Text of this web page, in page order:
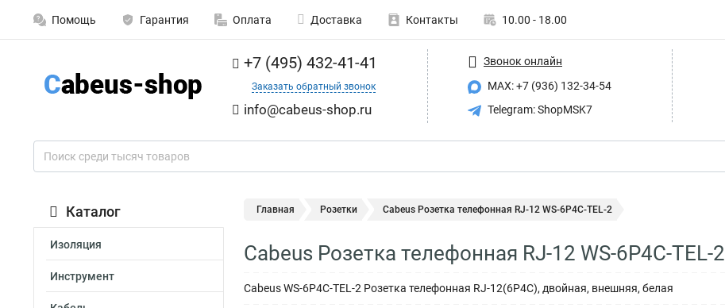
Помощь Гарантия Оплата Доставка Контакты 10.00 - 18.00
+7 (495) 432-41-41
Заказать обратный звонок
info@cabeus-shop.ru
Звонок онлайн
MAX: +7 (936) 132-34-54
Telegram: ShopMSK7
Каталог
Изоляция
Инструмент
Главная Розетки Cabeus Розетка телефонная RJ-12 WS-6P4C-TEL-2
Cabeus Розетка телефонная RJ-12 WS-6P4C-TEL-2
Cabeus WS-6P4C-TEL-2 Розетка телефонная RJ-12(6P4C), двойная, внешняя, белая